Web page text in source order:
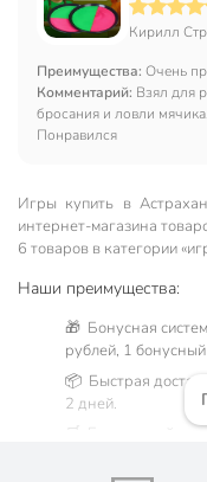
Кирилл
Преимущества: Очень
Комментарий: Взял для
бросания и ловли
Понравился
Игры купить в
интернет-магазина
6 товаров в категории
Наши преимущества:
🎁 Бонусная
рублей, 1
📦 Быстрая
2 дней.
🛒 Бесплатный